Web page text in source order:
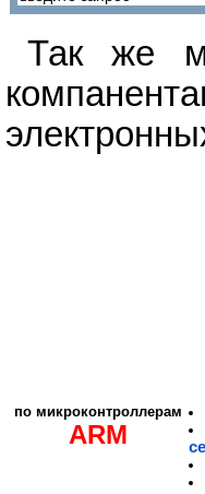
Так же
по микроконтроллерам
ARM